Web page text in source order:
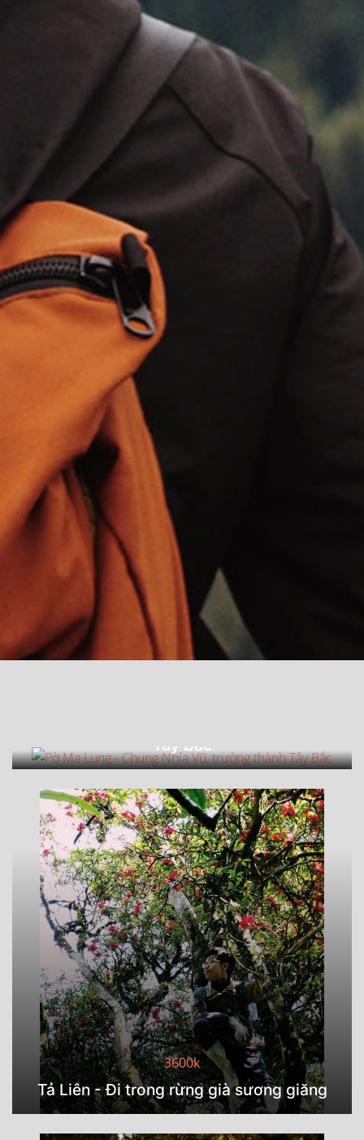
Tây Bắc
3600k
Tả Liên - Đi trong rừng già sương giăng